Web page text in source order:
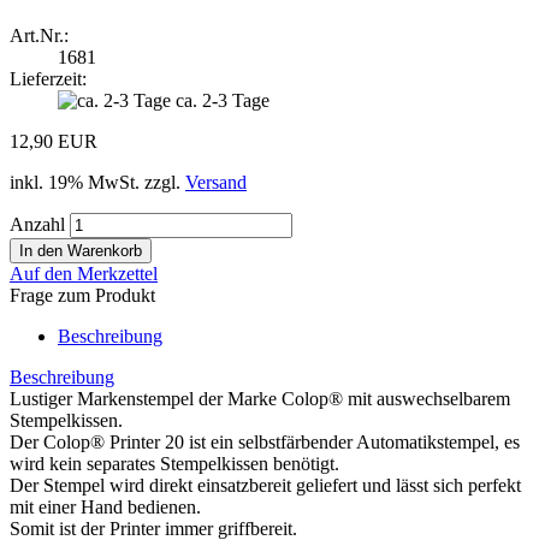
Art.Nr.:
1681
Lieferzeit:
ca. 2-3 Tage
12,90 EUR
inkl. 19% MwSt. zzgl. Versand
Anzahl
Auf den Merkzettel
Frage zum Produkt
Beschreibung
Beschreibung
Lustiger Markenstempel der Marke Colop® mit auswechselbarem
Stempelkissen.
Der Colop® Printer 20 ist ein selbstfärbender Automatikstempel, es
wird kein separates Stempelkissen benötigt.
Der Stempel wird direkt einsatzbereit geliefert und lässt sich perfekt
mit einer Hand bedienen.
Somit ist der Printer immer griffbereit.